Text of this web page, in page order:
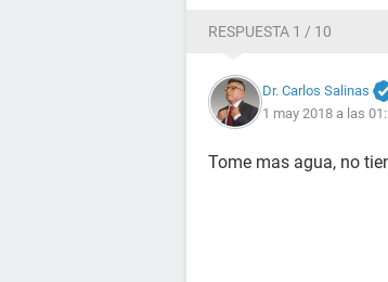
RESPUESTA 1 / 10
Dr. Carlos Salinas
1 may 2018 a las
Tome mas agua, no